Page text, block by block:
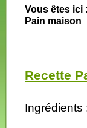
Vous êtes ici :
Pain maison
Recette
Ingrédients